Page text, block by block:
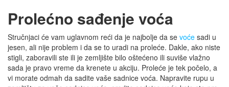
Prolećno sađenje voća
Stručnjaci će vam uglavnom reći da je najbolje da se voće sadi u
jesen, ali nije problem i da se to uradi na proleće. Dakle, ako niste
stigli, zaboravili ste ili je zemljište bilo oštećeno ili suviše vlažno
sada je pravo vreme da krenete u akciju. Proleće je tek počelo, a
vi morate odmah da sadite vaše sadnice voća. Napravite rupu u